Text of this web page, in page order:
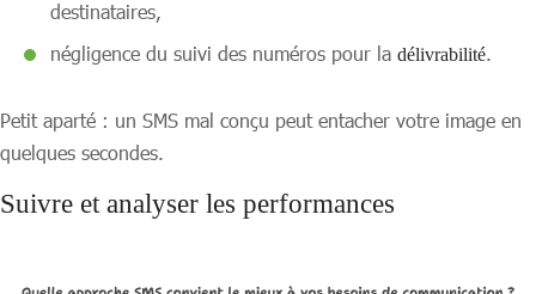
destinataires,
négligence du suivi des numéros pour la délivrabilité.
Petit aparté : un SMS mal conçu peut entacher votre image en
quelques secondes.
Suivre et analyser les performances